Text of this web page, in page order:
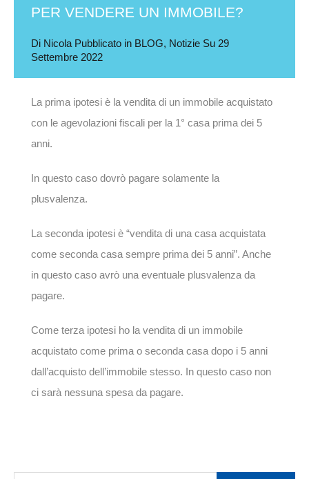
PER VENDERE UN IMMOBILE?
Di Nicola Pubblicato in BLOG, Notizie Su 29
Settembre 2022
La prima ipotesi è la vendita di un immobile acquistato
con le agevolazioni fiscali per la 1° casa prima dei 5
anni.
In questo caso dovrò pagare solamente la
plusvalenza.
La seconda ipotesi è “vendita di una casa acquistata
come seconda casa sempre prima dei 5 anni”. Anche
in questo caso avrò una eventuale plusvalenza da
pagare.
Come terza ipotesi ho la vendita di un immobile
acquistato come prima o seconda casa dopo i 5 anni
dall’acquisto dell’immobile stesso. In questo caso non
ci sarà nessuna spesa da pagare.